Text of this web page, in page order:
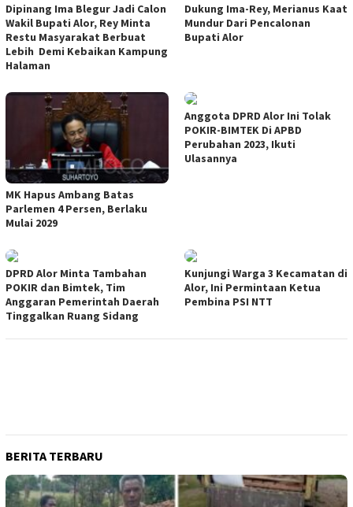
Dipinang Ima Blegur Jadi Calon
Wakil Bupati Alor, Rey Minta
Restu Masyarakat Berbuat
Lebih Demi Kebaikan Kampung
Halaman
Dukung Ima-Rey, Merianus Kaat
Mundur Dari Pencalonan
Bupati Alor
MK Hapus Ambang Batas
Parlemen 4 Persen, Berlaku
Mulai 2029
Anggota DPRD Alor Ini Tolak
POKIR-BIMTEK Di APBD
Perubahan 2023, Ikuti
Ulasannya
DPRD Alor Minta Tambahan
POKIR dan Bimtek, Tim
Anggaran Pemerintah Daerah
Tinggalkan Ruang Sidang
Kunjungi Warga 3 Kecamatan di
Alor, Ini Permintaan Ketua
Pembina PSI NTT
BERITA TERBARU